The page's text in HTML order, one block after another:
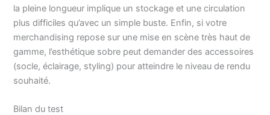
la pleine longueur implique un stockage et une circulation
plus difficiles qu’avec un simple buste. Enfin, si votre
merchandising repose sur une mise en scène très haut de
gamme, l’esthétique sobre peut demander des accessoires
(socle, éclairage, styling) pour atteindre le niveau de rendu
souhaité.
Bilan du test